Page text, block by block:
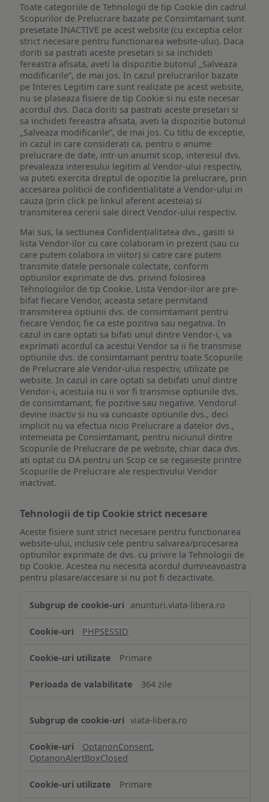
Toate categoriile de Tehnologii de tip Cookie din cadrul
Scopurilor de Prelucrare bazate pe Consimtamant sunt
presetate INACTIVE pe acest website (cu exceptia celor
strict necesare pentru functionarea website-ului). Daca
doriti sa pastrati aceste presetari si sa inchideti
fereastra afisata, aveti la dispozitie butonul „Salveaza
modificarile”, de mai jos. In cazul prelucrarilor bazate
pe Interes Legitim care sunt realizate pe acest website,
nu se plaseaza fisiere de tip Cookie si nu este necesar
acordul dvs. Daca doriti sa pastrati aceste presetari si
sa inchideti fereastra afisata, aveti la dispozitie butonul
„Salveaza modificarile”, de mai jos. Cu titlu de exceptie,
in cazul in care considerati ca, pentru o anume
prelucrare de date, intr-un anumit scop, interesul dvs.
prevaleaza interesului legitim al Vendor-ului respectiv,
va puteti exercita dreptul de opozitie la prelucrare, prin
accesarea politicii de confidentialitate a Vendor-ului in
cauza (prin click pe linkul aferent acesteia) si
transmiterea cererii sale direct Vendor-ului respectiv.
Mai sus, la sectiunea Confidențialitatea dvs., gasiti si
lista Vendor-ilor cu care colaboram in prezent (sau cu
care putem colabora in viitor) si catre care putem
transmite datele personale colectate, conform
optiunilor exprimate de dvs. privind folosirea
Tehnologiilor de tip Cookie. Lista Vendor-ilor are pre-
bifat fiecare Vendor, aceasta setare permitand
transmiterea optiunii dvs. de consimtamant pentru
fiecare Vendor, fie ca este pozitiva sau negativa. In
cazul in care optati sa bifati unul dintre Vendor-i, va
exprimati acordul ca acestui Vendor sa ii fie transmise
optiunile dvs. de consimtamant pentru toate Scopurile
de Prelucrare ale Vendor-ului respectiv, utilizate pe
website. In cazul in care optati sa debifati unul dintre
Vendor-i, acestuia nu ii vor fi transmise optiunile dvs.
de consimtamant, fie pozitive sau negative. Vendorul
devine inactiv si nu va cunoaste optiunile dvs., deci
implicit nu va efectua nicio Prelucrare a datelor dvs.,
intemeiata pe Consimtamant, pentru niciunul dintre
Scopurile de Prelucrare de pe website, chiar daca dvs.
ati optat cu DA pentru un Scop ce se regaseste printre
Scopurile de Prelucrare ale respectivului Vendor
inactivat.
Tehnologii de tip Cookie strict necesare
Aceste fisiere sunt strict necesare pentru functionarea
website-ului, inclusiv cele pentru salvarea/procesarea
optiunilor exprimate de dvs. cu privire la Tehnologii de
tip Cookie. Acestea nu necesita acordul dumneavoastra
pentru plasare/accesare si nu pot fi dezactivate.
de
Cookie
necesare
anunturi.viata-libera.ro
PHPSESSID
Primare
364 zile
viata-libera.ro
OptanonConsent,
OptanonAlertBoxClosed
Primare